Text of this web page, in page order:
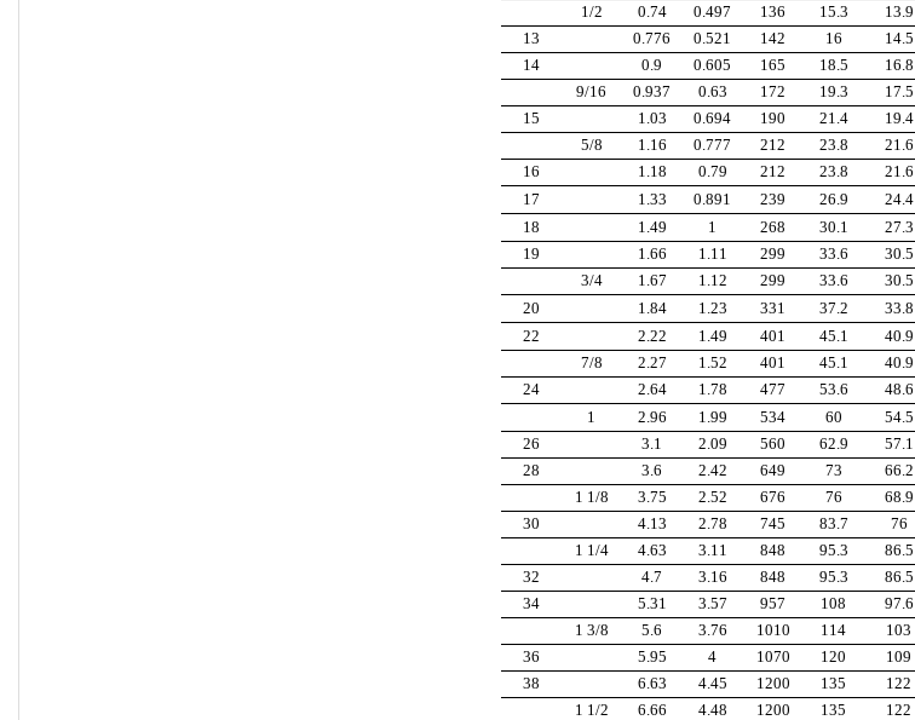
1/2
0.74 0.497 136 15.3 13.9
13
0.776 0.521 142 16 14.5
14
0.9 0.605 165 18.5 16.8
9/16
0.937 0.63 172 19.3 17.5
15
1.03 0.694 190 21.4 19.4
5/8
1.16 0.777 212 23.8 21.6
16
1.18 0.79 212 23.8 21.6
17
1.33 0.891 239 26.9 24.4
18
1.49 1 268 30.1 27.3
19
1.66 1.11 299 33.6 30.5
3/4
1.67 1.12 299 33.6 30.5
20
1.84 1.23 331 37.2 33.8
22
2.22 1.49 401 45.1 40.9
7/8
2.27 1.52 401 45.1 40.9
24
2.64 1.78 477 53.6 48.6
1
2.96 1.99 534 60 54.5
26
3.1 2.09 560 62.9 57.1
28
3.6 2.42 649 73 66.2
1 1/8
3.75 2.52 676 76 68.9
30
4.13 2.78 745 83.7 76
1 1/4
4.63 3.11 848 95.3 86.5
32
4.7 3.16 848 95.3 86.5
34
5.31 3.57 957 108 97.6
1 3/8
5.6 3.76 1010 114 103
36
5.95 4 1070 120 109
38
6.63 4.45 1200 135 122
1 1/2
6.66 4.48 1200 135 122